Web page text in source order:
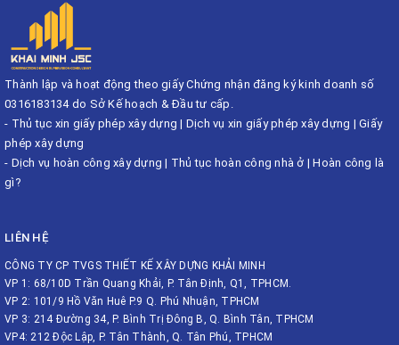
Thành lập và hoạt động theo giấy Chứng nhận đăng ký kinh doanh số
0316183134 do Sở Kế hoạch & Đầu tư cấp.
- Thủ tục xin giấy phép xây dựng | Dịch vụ xin giấy phép xây dựng | Giấy
phép xây dựng
- Dịch vụ hoàn công xây dựng | Thủ tục hoàn công nhà ở |Hoàn công là
gì?
LIÊN HỆ
CÔNG TY CP TVGS THIẾT KẾ XÂY DỰNG KHẢI MINH
VP 1: 68/10D Trần Quang Khải, P. Tân Định, Q1, TPHCM.
VP 2: 101/9 Hồ Văn Huê P.9 Q. Phú Nhuận, TPHCM
VP 3: 214 Đường 34, P. Bình Trị Đông B, Q. Bình Tân, TPHCM
VP4: 212 Độc Lập, P. Tân Thành, Q. Tân Phú, TPHCM